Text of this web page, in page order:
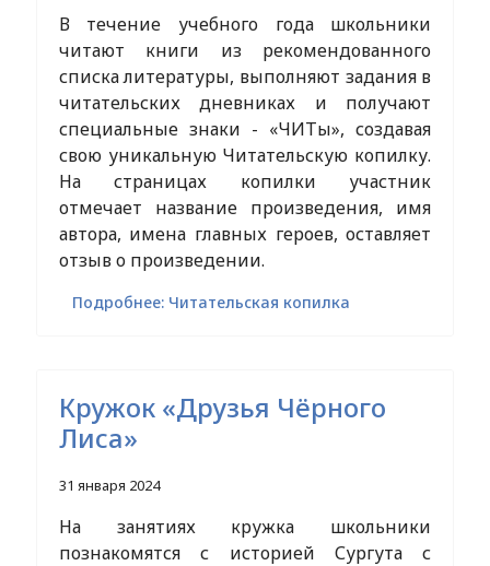
В течение учебного года школьники
читают книги из рекомендованного
списка литературы, выполняют задания в
читательских дневниках и получают
специальные знаки - «ЧИТы», создавая
свою уникальную Читательскую копилку.
На страницах копилки участник
отмечает название произведения, имя
автора, имена главных героев, оставляет
отзыв о произведении.
Подробнее: Читательская копилка
Кружок «Друзья Чёрного
Лиса»
31 января 2024
На занятиях кружка школьники
познакомятся с историей Сургута с